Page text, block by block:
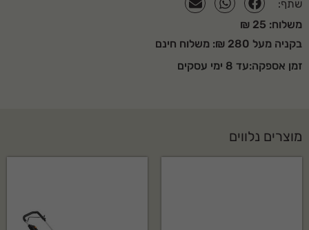
שתף:
משלוח: 25 ₪
בקניה מעל 280 ₪: משלוח חינם
זמן אספקה:עד 8 ימי עסקים
מוצרים נלווים